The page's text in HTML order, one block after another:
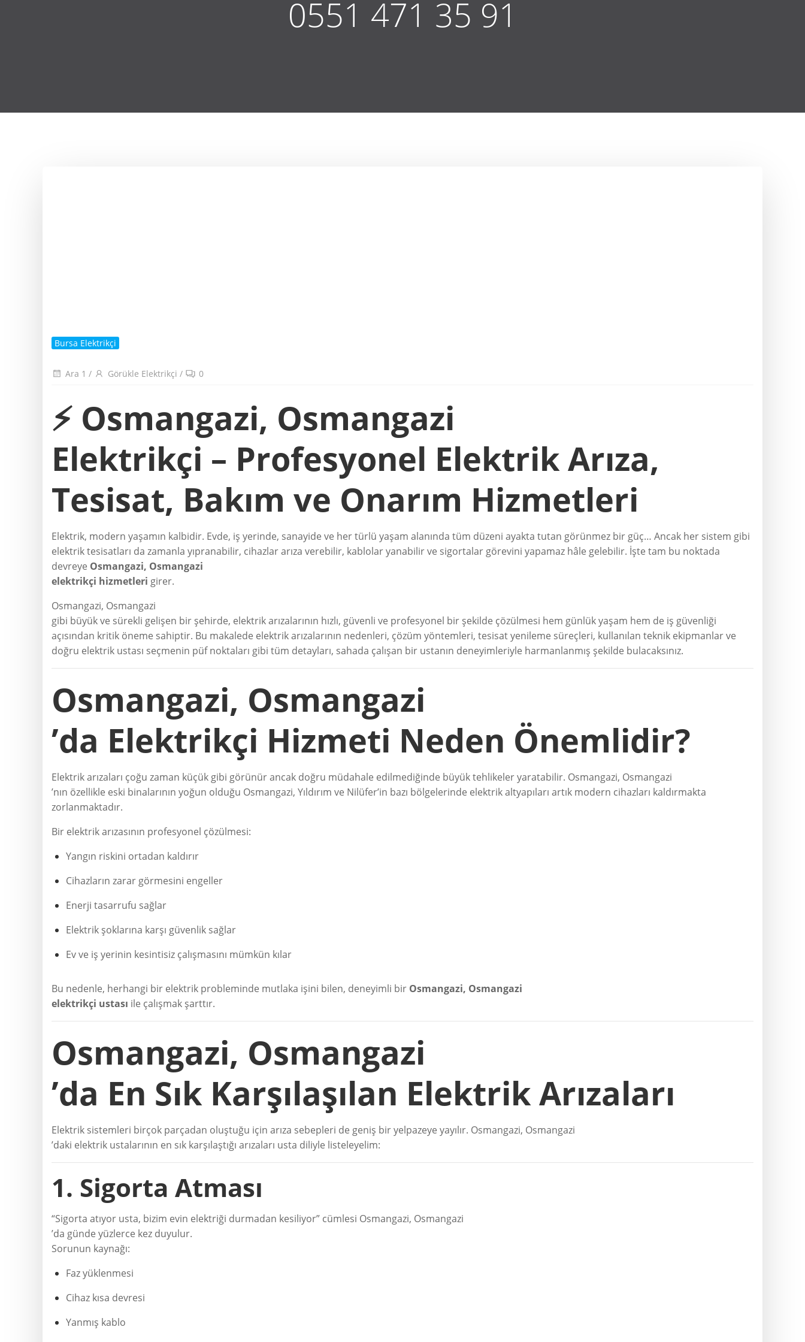
0551 471 35 91
Bursa Elektrikçi
Ara 1 / Görükle Elektrikçi / 0
⚡ Osmangazi, Osmangazi
Elektrikçi – Profesyonel Elektrik Arıza,
Tesisat, Bakım ve Onarım Hizmetleri
Elektrik, modern yaşamın kalbidir. Evde, iş yerinde, sanayide ve her türlü yaşam alanında tüm düzeni ayakta tutan görünmez bir güç… Ancak her sistem gibi
elektrik tesisatları da zamanla yıpranabilir, cihazlar arıza verebilir, kablolar yanabilir ve sigortalar görevini yapamaz hâle gelebilir. İşte tam bu noktada
devreye Osmangazi, Osmangazi
elektrikçi hizmetleri girer.
Osmangazi, Osmangazi
gibi büyük ve sürekli gelişen bir şehirde, elektrik arızalarının hızlı, güvenli ve profesyonel bir şekilde çözülmesi hem günlük yaşam hem de iş güvenliği
açısından kritik öneme sahiptir. Bu makalede elektrik arızalarının nedenleri, çözüm yöntemleri, tesisat yenileme süreçleri, kullanılan teknik ekipmanlar ve
doğru elektrik ustası seçmenin püf noktaları gibi tüm detayları, sahada çalışan bir ustanın deneyimleriyle harmanlanmış şekilde bulacaksınız.
Osmangazi, Osmangazi
’da Elektrikçi Hizmeti Neden Önemlidir?
Elektrik arızaları çoğu zaman küçük gibi görünür ancak doğru müdahale edilmediğinde büyük tehlikeler yaratabilir. Osmangazi, Osmangazi
’nın özellikle eski binalarının yoğun olduğu Osmangazi, Yıldırım ve Nilüfer’in bazı bölgelerinde elektrik altyapıları artık modern cihazları kaldırmakta
zorlanmaktadır.
Bir elektrik arızasının profesyonel çözülmesi:
Yangın riskini ortadan kaldırır
Cihazların zarar görmesini engeller
Enerji tasarrufu sağlar
Elektrik şoklarına karşı güvenlik sağlar
Ev ve iş yerinin kesintisiz çalışmasını mümkün kılar
Bu nedenle, herhangi bir elektrik probleminde mutlaka işini bilen, deneyimli bir Osmangazi, Osmangazi
elektrikçi ustası ile çalışmak şarttır.
Osmangazi, Osmangazi
’da En Sık Karşılaşılan Elektrik Arızaları
Elektrik sistemleri birçok parçadan oluştuğu için arıza sebepleri de geniş bir yelpazeye yayılır. Osmangazi, Osmangazi
’daki elektrik ustalarının en sık karşılaştığı arızaları usta diliyle listeleyelim:
1. Sigorta Atması
“Sigorta atıyor usta, bizim evin elektriği durmadan kesiliyor” cümlesi Osmangazi, Osmangazi
’da günde yüzlerce kez duyulur.
Sorunun kaynağı:
Faz yüklenmesi
Cihaz kısa devresi
Yanmış kablo